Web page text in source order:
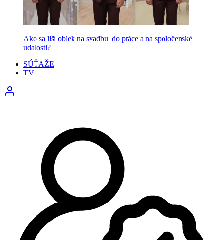
Ako sa líši oblek na svadbu, do práce a na spoločenské
udalosti?
SÚŤAŽE
TV